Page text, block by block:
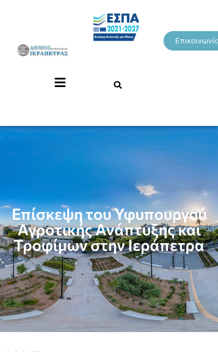
Επίσκεψη του Υφυπουργού
Αγροτικής Ανάπτυξης και
Τροφίμων στην Ιεράπετρα